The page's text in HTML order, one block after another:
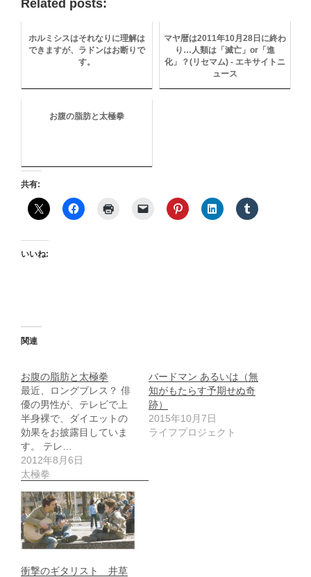
Related posts:
ホルミシスはそれなりに理解は
できますが、ラドンはお断りで
す。
マヤ暦は2011年10月28日に終わ
り…人類は「滅亡」or「進
化」？(リセマム) - エキサイトニ
ュース
お腹の脂肪と太極拳
共有:
いいね:
関連
お腹の脂肪と太極拳
最近、ロングブレス？ 俳
優の男性が、テレビで上
半身裸で、ダイエットの
効果をお披露目していま
す。 テレ…
2012年8月6日
太極拳
バードマン あるいは（無
知がもたらす予期せぬ奇
跡）
2015年10月7日
ライフプロジェクト
衝撃のギタリスト 井草